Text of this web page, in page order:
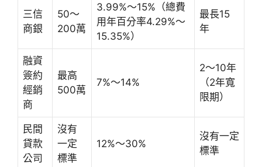
三信
商銀
50～
200萬
3.99%～15%（總費
用年百分率4.29%～
15.35%）
最長15
年
融資
簽約
經銷
商
最高
500萬
7%～14%
2～10年
（2年寬
限期）
民間
貸款
公司
沒有
一定
標準
12%～30%
沒有一定
標準